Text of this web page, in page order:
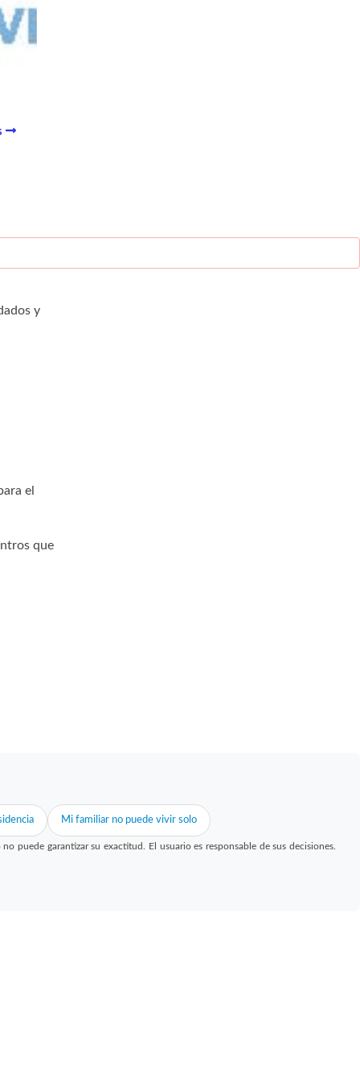
y
el
que
Mi familiar no puede vivir solo
puede garantizar su exactitud. El usuario es responsable de sus decisiones.